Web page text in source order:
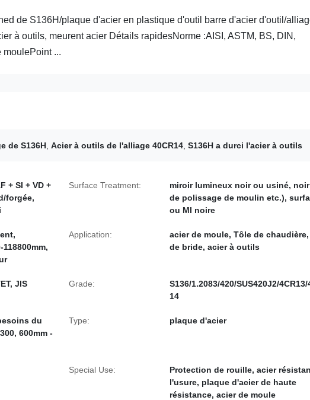
de S136H/plaque d'acier en plastique d'outil barre d'acier d'outil/
à outils, meurent acier Détails rapidesNorme :AISI, ASTM, BS, DIN,
moulePoint ...
de S136H Acier à outils de l'alliage 40CR14 S136H a durci l'acier à outils
+ SI + VD +
forgée,
Surface Treatment:
miroir lumineux noir ou usiné,
de polissage de moulin etc.),
ou MI noire
Application:
acier de moule, Tôle de
de bride, acier à outils
JIS Grade:
S136/1.2083/420/SUS420J2/4CR13/
14
du
600mm -
Type: plaque d'acier
Special Use:
Protection de rouille, acier
l'usure, plaque d'acier de haute
résistance, acier de moule